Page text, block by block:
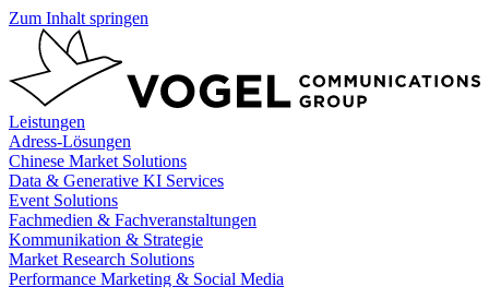
Zum Inhalt springen
Leistungen
Adress-Lösungen
Chinese Market Solutions
Data & Generative KI Services
Event Solutions
Fachmedien & Fachveranstaltungen
Kommunikation & Strategie
Market Research Solutions
Performance Marketing & Social Media